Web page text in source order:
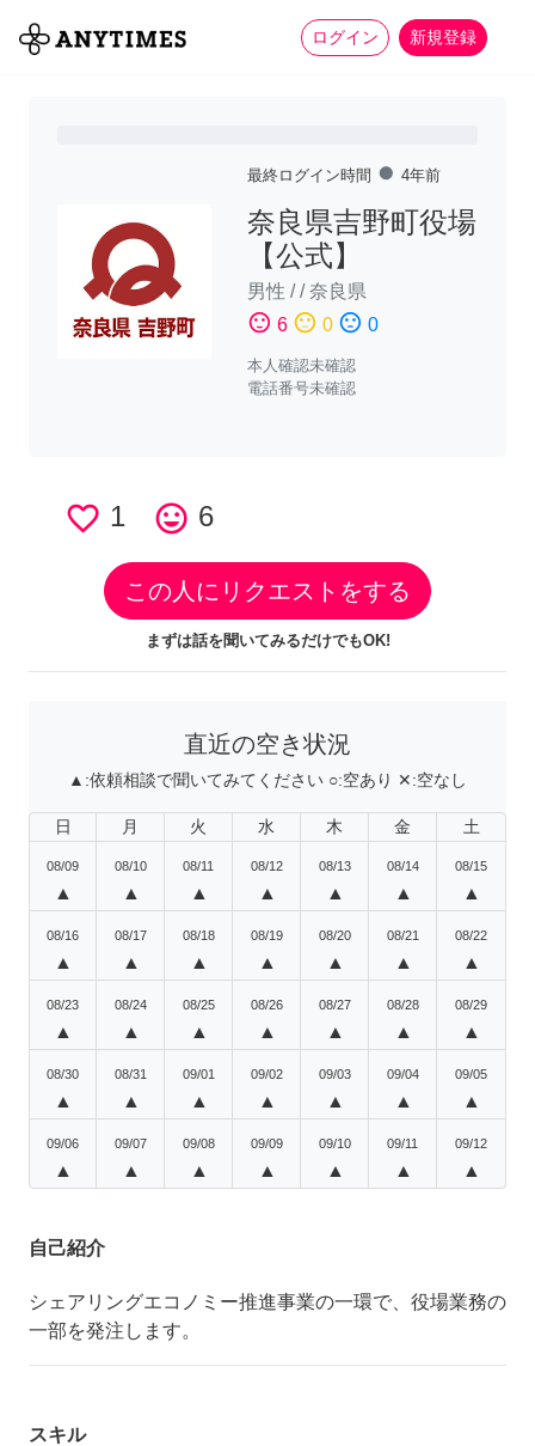
ログイン 新規登録
全て 家事 more_horiz
最終ログイン時間 fiber_manual_record 4年前
奈良県吉野町役場
【公式】
男性 //奈良県
sentiment_satisfied 6 sentiment_neutral 0 sentiment_dissatisfied 0
本人確認未確認
電話番号未確認
favorite_border 1 tag_faces 6
この人にリクエストをする
まずは話を聞いてみるだけでもOK!
直近の空き状況
▲:依頼相談で聞いてみてください ○:空あり ✕:空なし
日 月 火 水 木 金 土
08/09
▲
08/10
▲
08/11
▲
08/12
▲
08/13
▲
08/14
▲
08/15
▲
08/16
▲
08/17
▲
08/18
▲
08/19
▲
08/20
▲
08/21
▲
08/22
▲
08/23
▲
08/24
▲
08/25
▲
08/26
▲
08/27
▲
08/28
▲
08/29
▲
08/30
▲
08/31
▲
09/01
▲
09/02
▲
09/03
▲
09/04
▲
09/05
▲
09/06
▲
09/07
▲
09/08
▲
09/09
▲
09/10
▲
09/11
▲
09/12
▲
自己紹介
シェアリングエコノミー推進事業の一環で、役場業務の
一部を発注します。
スキル